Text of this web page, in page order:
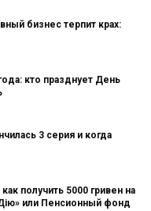
бизнес терпит крах:
кто празднует День
3 серия и когда
получить 5000 гривен на
или Пенсионный фонд